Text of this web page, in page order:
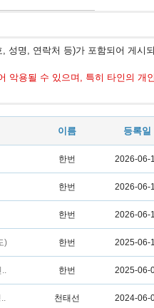
성명, 연락처 등)가 포함되어 게시
악용될 수 있으며, 특히 타인의 개
이름 등록일
한번 2026-06-
한번 2026-06-
한번 2026-06-
) 한번 2025-06-
.. 한번 2025-06-
천태선 2024-06-